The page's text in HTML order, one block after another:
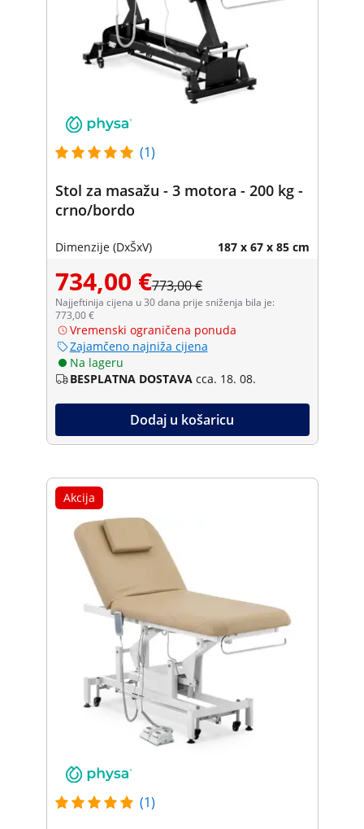
(1)
Stol za masažu - 3 motora - 200 kg -
crno/bordo
Dimenzije (DxŠxV) 187 x 67 x 85 cm
734,00 €773,00 €
Najjeftinija cijena u 30 dana prije sniženja bila je:
773,00 €
Vremenski ograničena ponuda
Zajamčeno najniža cijena
Na lageru
BESPLATNA DOSTAVA cca. 18. 08.
Dodaj u košaricu
Akcija
(1)